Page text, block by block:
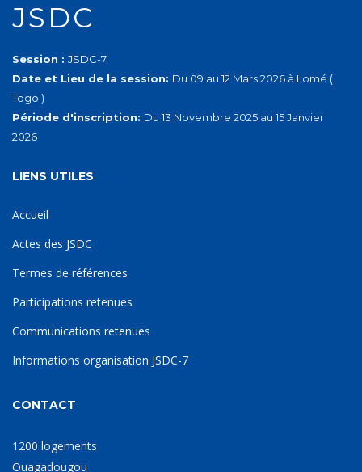
JSDC
Session : JSDC-7
Date et Lieu de la session: Du 09 au 12 Mars 2026 à Lomé (
Togo )
Période d'inscription: Du 13 Novembre 2025 au 15 Janvier
2026
LIENS UTILES
Accueil
Actes des JSDC
Termes de références
Participations retenues
Communications retenues
Informations organisation JSDC-7
CONTACT
1200 logements
Ouagadougou